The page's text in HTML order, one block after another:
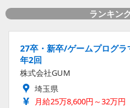
ランキン
27卒・新卒/ゲームプログ
年2回
株式会社GUM
埼玉県
月給25万8,600円～32万円